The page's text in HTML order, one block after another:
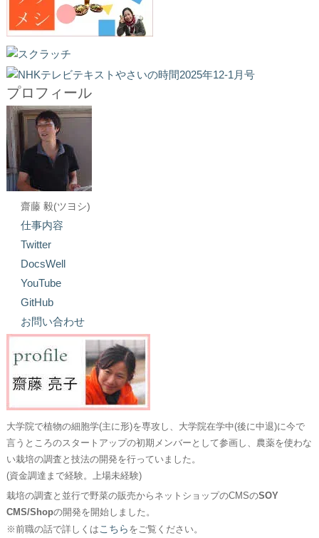
プロフィール
齋藤 毅(ツヨシ)
仕事内容
Twitter
DocsWell
YouTube
GitHub
お問い合わせ
大学院で植物の細胞学(主に形)を専攻し、大学院在学中(後に中退)に今で
言うところのスタートアップの初期メンバーとして参画し、農薬を使わな
い栽培の調査と技法の開発を行っていました。
(資金調達まで経験。上場未経験)
栽培の調査と並行で野菜の販売からネットショップのCMSのSOY
CMS/Shopの開発を開始しました。
※前職の話で詳しくはこちら をご覧ください。